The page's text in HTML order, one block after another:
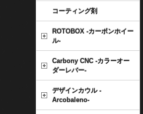
コーティング剤
ROTOBOX -カーボンホイー
ル-
Carbony CNC -カラーオー
ダーレバー-
デザインカウル -
Arcobaleno-